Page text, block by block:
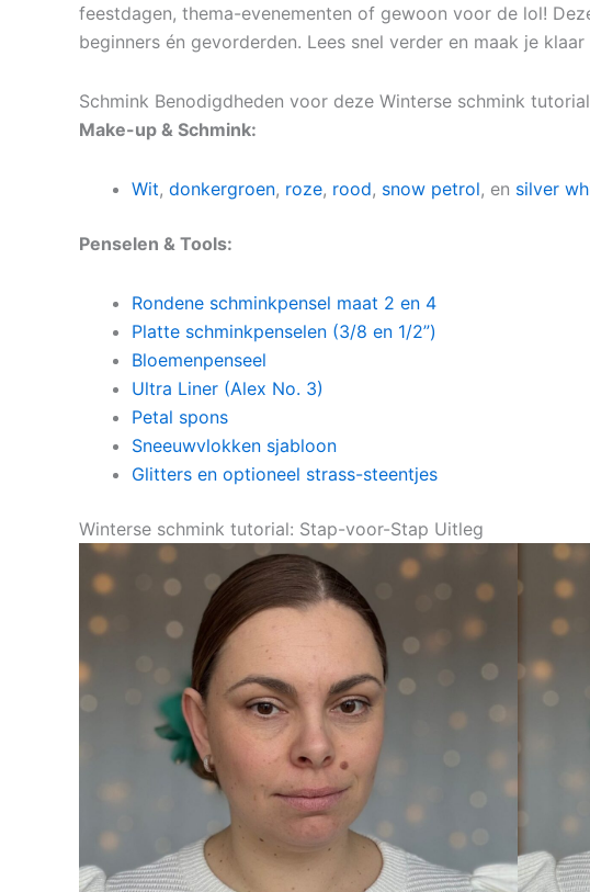
feestdagen, thema-evenementen of gewoon voor de lol!
beginners én gevorderden. Lees snel verder en maak je
Schmink Benodigdheden voor deze Winterse schmink tutorial
Make-up & Schmink:
Wit, donkergroen, roze, rood, snow petrol, en silver
Penselen & Tools:
Rondene schminkpensel maat 2 en 4
Platte schminkpenselen (3/8 en 1/2”)
Bloemenpenseel
Ultra Liner (Alex No. 3)
Petal spons
Sneeuwvlokken sjabloon
Glitters en optioneel strass-steentjes
Winterse schmink tutorial: Stap-voor-Stap Uitleg